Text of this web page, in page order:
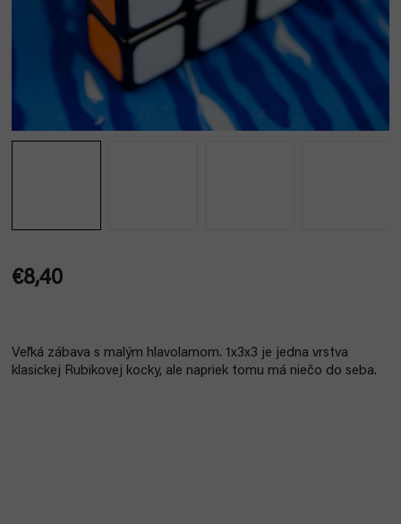
€8,40
Veľká zábava s malým hlavolamom. 1x3x3 je jedna vrstva
klasickej Rubikovej kocky, ale napriek tomu má niečo do seba.